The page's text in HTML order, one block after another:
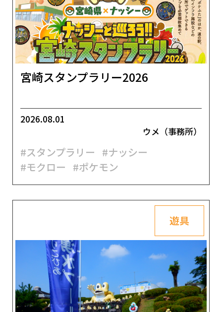
宮崎スタンプラリー2026
2026.08.01
ウメ（事務所）
#スタンプラリー #ナッシー
#モクロー #ポケモン
遊具